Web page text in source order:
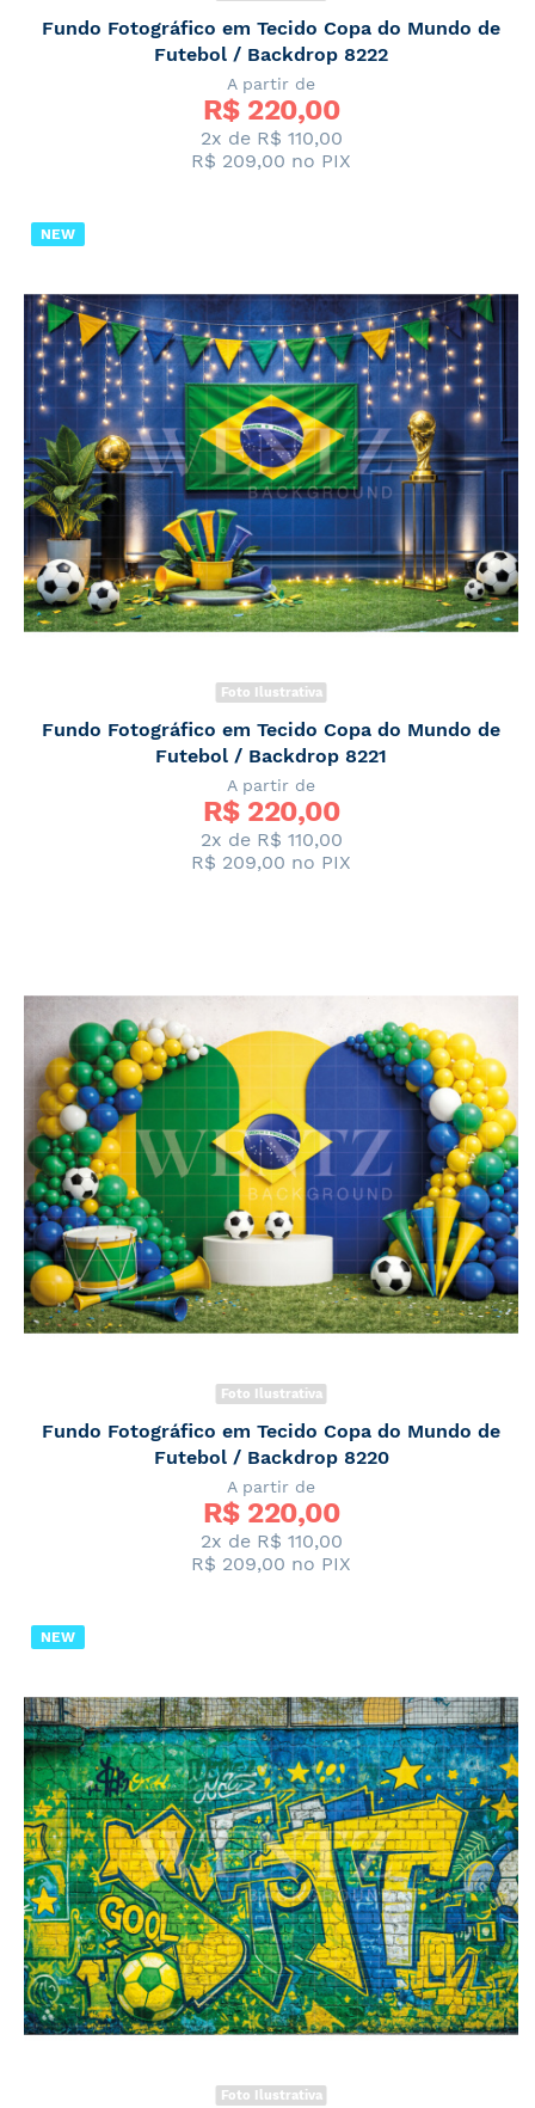
Fundo Fotográfico em Tecido Copa do Mundo de
Futebol / Backdrop 8222
A partir de
R$ 220,00
2x de R$ 110,00
R$ 209,00 no PIX
NEW
Foto Ilustrativa
Fundo Fotográfico em Tecido Copa do Mundo de
Futebol / Backdrop 8221
A partir de
R$ 220,00
2x de R$ 110,00
R$ 209,00 no PIX
Foto Ilustrativa
Fundo Fotográfico em Tecido Copa do Mundo de
Futebol / Backdrop 8220
A partir de
R$ 220,00
2x de R$ 110,00
R$ 209,00 no PIX
NEW
Foto Ilustrativa